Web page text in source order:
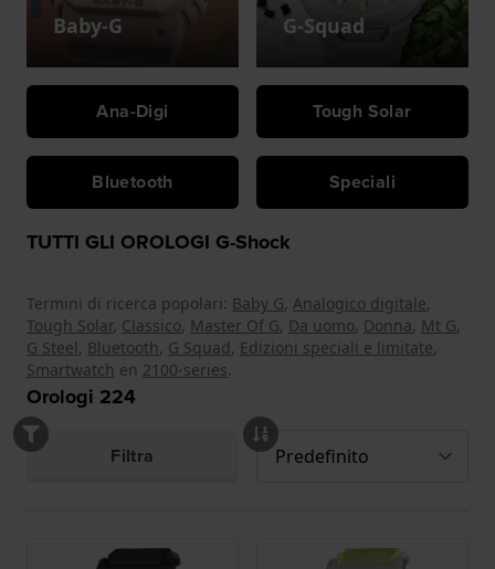
Baby-G G-Squad
Ana-Digi Tough Solar
Bluetooth Speciali
TUTTI GLI OROLOGI G-Shock
Termini di ricerca popolari: Baby G, Analogico digitale,
Tough Solar, Classico, Master Of G, Da uomo, Donna, Mt G,
G Steel, Bluetooth, G Squad, Edizioni speciali e limitate,
Smartwatch en 2100-series.
Orologi 224
Filtra